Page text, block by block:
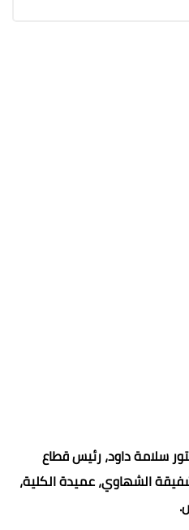
سلامة داود، رئيس قطاع
الشهاوي، عميدة الكلية،